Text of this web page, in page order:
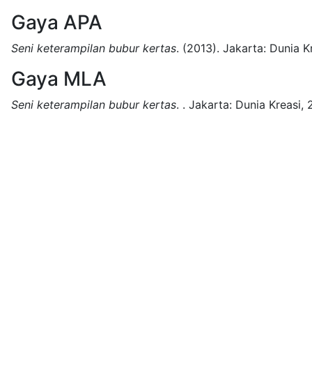
Gaya APA
Seni keterampilan bubur kertas. (2013). Jakarta: Dunia
Gaya MLA
Seni keterampilan bubur kertas. . Jakarta: Dunia Kreasi,